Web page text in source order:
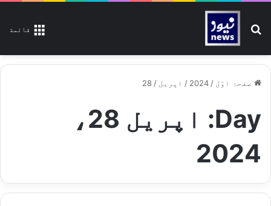
قائمة تلاش کیجیے
صفحۂ اوّل /
2024
/ اپریل /
28
Day:
اپریل 28،
2024